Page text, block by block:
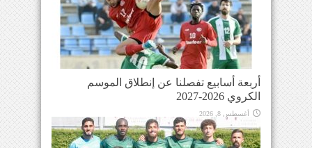
أربعة أسابيع تفصلنا عن إنطلاق الموسم
الكروي 2026-2027
أغسطس 8, 2026